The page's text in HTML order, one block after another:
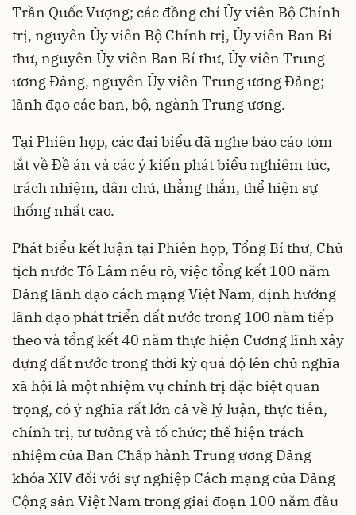
Trần Quốc Vượng; các đồng chí Ủy viên Bộ Chính
trị, nguyên Ủy viên Bộ Chính trị, Ủy viên Ban Bí
thư, nguyên Ủy viên Ban Bí thư, Ủy viên Trung
ương Đảng, nguyên Ủy viên Trung ương Đảng;
lãnh đạo các ban, bộ, ngành Trung ương.
Tại Phiên họp, các đại biểu đã nghe báo cáo tóm
tắt về Đề án và các ý kiến phát biểu nghiêm túc,
trách nhiệm, dân chủ, thẳng thắn, thể hiện sự
thống nhất cao.
Phát biểu kết luận tại Phiên họp, Tổng Bí thư, Chủ
tịch nước Tô Lâm nêu rõ, việc tổng kết 100 năm
Đảng lãnh đạo cách mạng Việt Nam, định hướng
lãnh đạo phát triển đất nước trong 100 năm tiếp
theo và tổng kết 40 năm thực hiện Cương lĩnh xây
dựng đất nước trong thời kỳ quá độ lên chủ nghĩa
xã hội là một nhiệm vụ chính trị đặc biệt quan
trọng, có ý nghĩa rất lớn cả về lý luận, thực tiễn,
chính trị, tư tưởng và tổ chức; thể hiện trách
nhiệm của Ban Chấp hành Trung ương Đảng
khóa XIV đối với sự nghiệp Cách mạng của Đảng
Cộng sản Việt Nam trong giai đoạn 100 năm đầu